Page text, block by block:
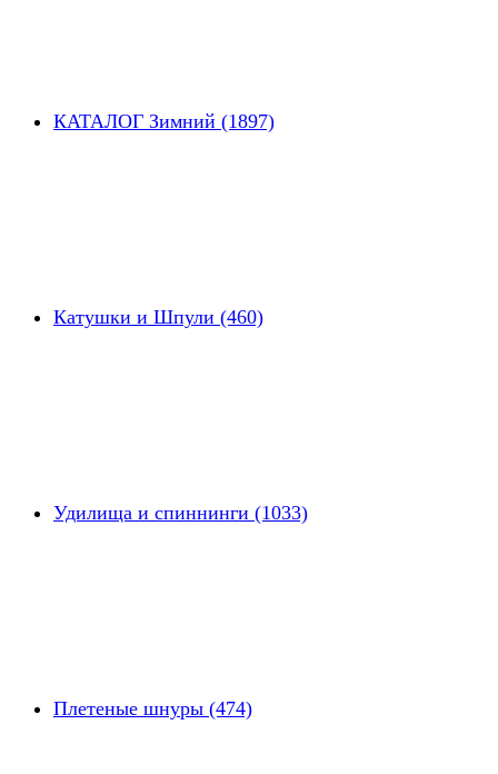
КАТАЛОГ Зимний (1897)
Катушки и Шпули (460)
Удилища и спиннинги (1033)
Плетеные шнуры (474)